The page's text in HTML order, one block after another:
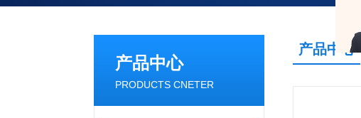
产品中心
PRODUCTS CNETER
产品中心